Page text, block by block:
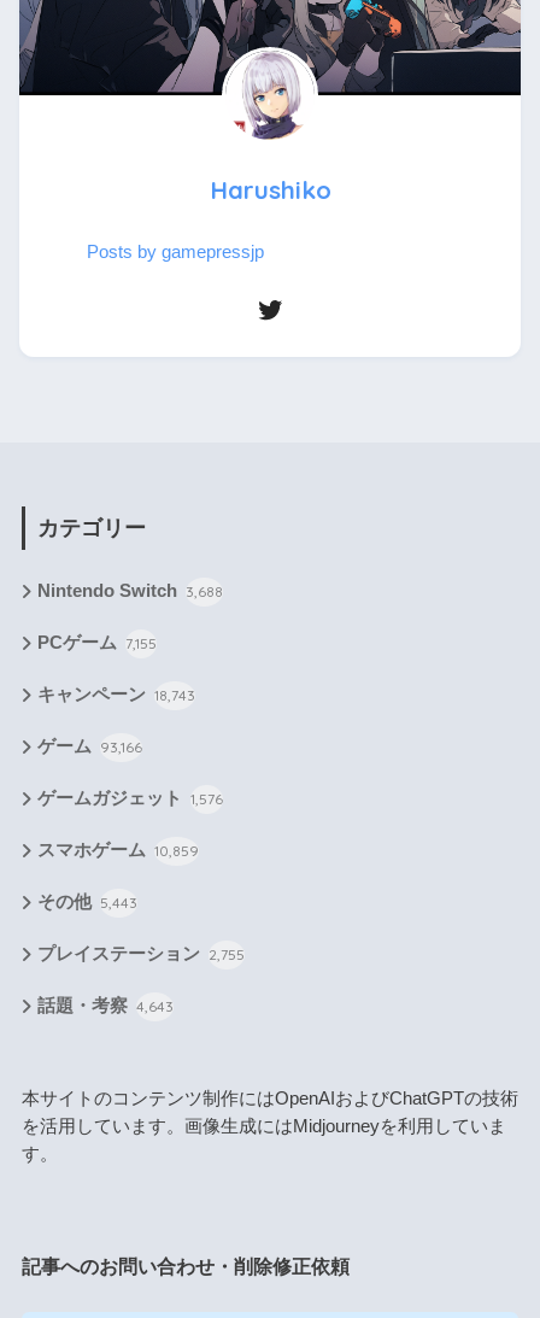
Harushiko
Posts by gamepressjp
カテゴリー
Nintendo Switch 3,688
PCゲーム 7,155
キャンペーン 18,743
ゲーム 93,166
ゲームガジェット 1,576
スマホゲーム 10,859
その他 5,443
プレイステーション 2,755
話題・考察 4,643
本サイトのコンテンツ制作にはOpenAIおよびChatGPTの技術
を活用しています。画像生成にはMidjourneyを利用していま
す。
記事へのお問い合わせ・削除修正依頼